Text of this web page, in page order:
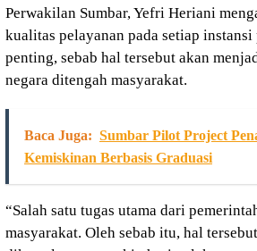
Perwakilan Sumbar, Yefri Heriani
kualitas pelayanan pada setiap
penting, sebab hal tersebut akan
negara ditengah masyarakat.
Baca Juga: Sumbar Pilot Project
Kemiskinan Berbasis Graduasi
“Salah satu tugas utama dari
masyarakat. Oleh sebab itu, hal